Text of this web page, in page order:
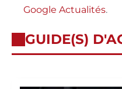
Google Actualités.
GUIDE(S)